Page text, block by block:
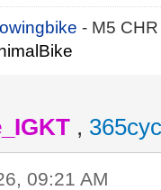
- M5
,
09:21 AM